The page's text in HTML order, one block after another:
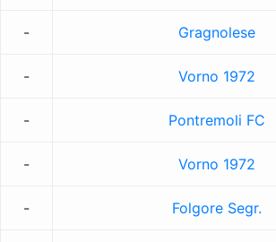
- Gragnolese
- Vorno 1972
- Pontremoli FC
- Vorno 1972
- Folgore Segr.